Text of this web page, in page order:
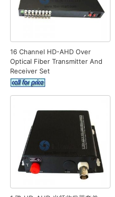
16 Channel HD-AHD Over
Optical Fiber Transmitter And
Receiver Set